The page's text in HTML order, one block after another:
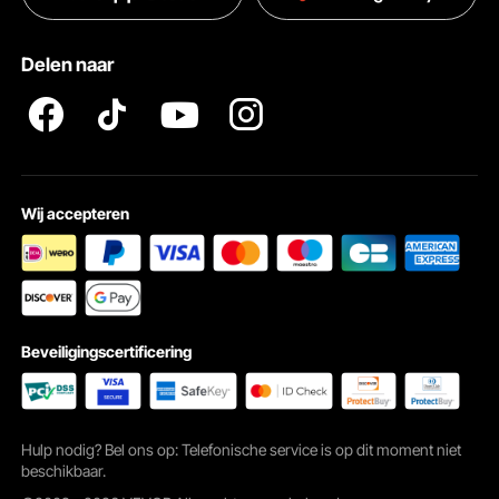
Delen naar
Wij accepteren
Beveiligingscertificering
Hulp nodig? Bel ons op: Telefonische service is op dit moment niet
beschikbaar.